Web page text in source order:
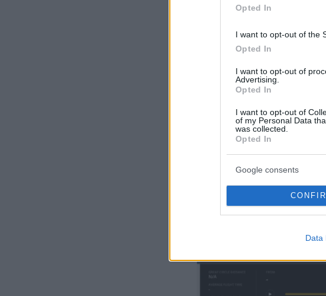
Opted In
I want to opt-out of the
Opted In
I want to opt-out of
Advertising.
Opted In
I want to opt-out of
of my Personal Data
was collected.
Opted In
Google consents
Data
αεροσκάφος θα
του νησιού.